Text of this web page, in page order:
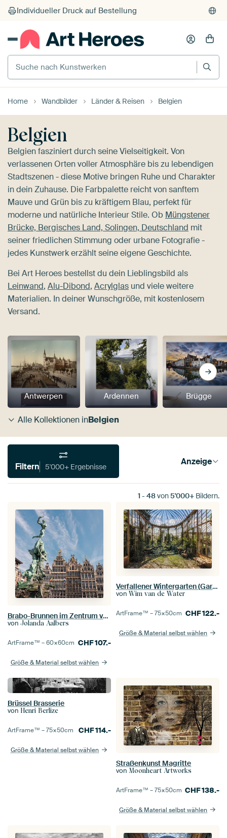
Suche nach Kunstwerken
Home Wandbilder Länder & Reisen Belgien
Belgien
Belgien fasziniert durch seine Vielseitigkeit. Von
verlassenen Orten voller Atmosphäre bis zu lebendigen
Stadtszenen - diese Motive bringen Ruhe und Charakter
in dein Zuhause. Die Farbpalette reicht von sanftem
Mauve und Grün bis zu kräftigem Blau, perfekt für
moderne und natürliche Interieur Stile. Ob Müngstener
Brücke, Bergisches Land, Solingen, Deutschland mit
seiner friedlichen Stimmung oder urbane Fotografie -
jedes Kunstwerk erzählt seine eigene Geschichte.
Bei Art Heroes bestellst du dein Lieblingsbild als
Leinwand, Alu-Dibond, Acrylglas und viele weitere
Materialien. In deiner Wunschgröße, mit kostenlosem
Versand.
Antwerpen Ardennen Brügge
Alle Kollektionen inBelgien
Filtern 5'000+ Ergebnisse Anzeige
1 - 48von5'000+ Bildern.
Brabo-Brunnen im Zentrum von Antwerpen
von Jolanda Aalbers
ArtFrame™ –60×60cm CHF107.-
Größe & Material selbst wählen
Verfallener Wintergarten (Gartenhaus)
von Wim van de Water
ArtFrame™ –75×50cm CHF122.-
Größe & Material selbst wählen
Brüssel Brasserie
von Henri Berlize
ArtFrame™ –75×50cm CHF114.-
Größe & Material selbst wählen
Straßenkunst Magritte
von Moonheart Artworks
ArtFrame™ –75×50cm CHF138.-
Größe & Material selbst wählen